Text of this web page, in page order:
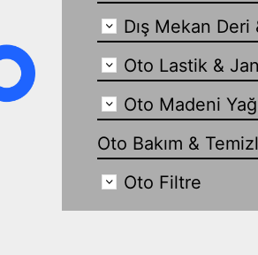
Dış Mekan Deri
Oto Lastik &
Oto Madeni Yağ
Oto Bakım &
Oto Filtre